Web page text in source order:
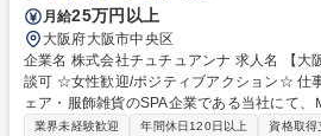
月給25万円以上
大阪府大阪市中央区
企業名 株式会社チュチュアンナ 求人名 【大阪/MD】在宅勤務&時短勤務相
談可 ☆女性歓迎/ポジティブアクション☆ 仕事の内容 靴下・インナー・ウ
ェア・服飾雑貨のSPA企業である当社にて
同社のブランドの方向性や販売計画を策定す
業界未経験歓迎 年間休日120日以上 資格取得